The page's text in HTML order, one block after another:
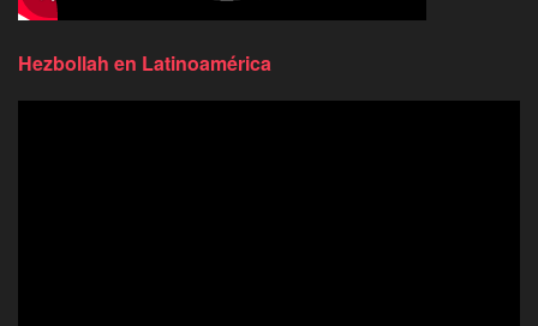
Hezbollah en Latinoamérica